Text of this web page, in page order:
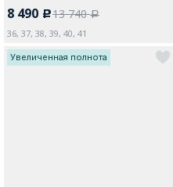
8 490 c13 740a
36, 37, 38, 39, 40, 41
Увеличенная полнота